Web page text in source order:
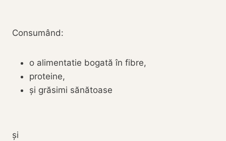
Consumând:
o alimentatie bogată în fibre,
proteine,
și grăsimi sănătoase
și